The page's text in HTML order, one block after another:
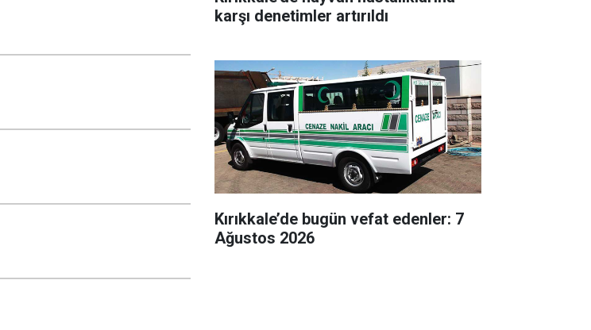
karşı denetimler artırıldı
Kırıkkale’de bugün vefat edenler: 7
Ağustos 2026